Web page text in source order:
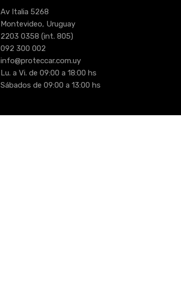
Av Italia 5268
Montevideo, Uruguay
2203 0358 (int. 805)
092 300 002
info@proteccar.com.uy
Lu. a Vi. de 09:00 a 18:00 hs
Sábados de 09:00 a 13:00 hs